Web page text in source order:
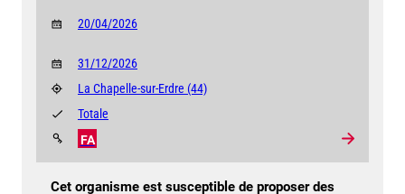
20/04/2026
31/12/2026
La Chapelle-sur-Erdre (44)
FA
Totale
Cet organisme est susceptible de proposer des